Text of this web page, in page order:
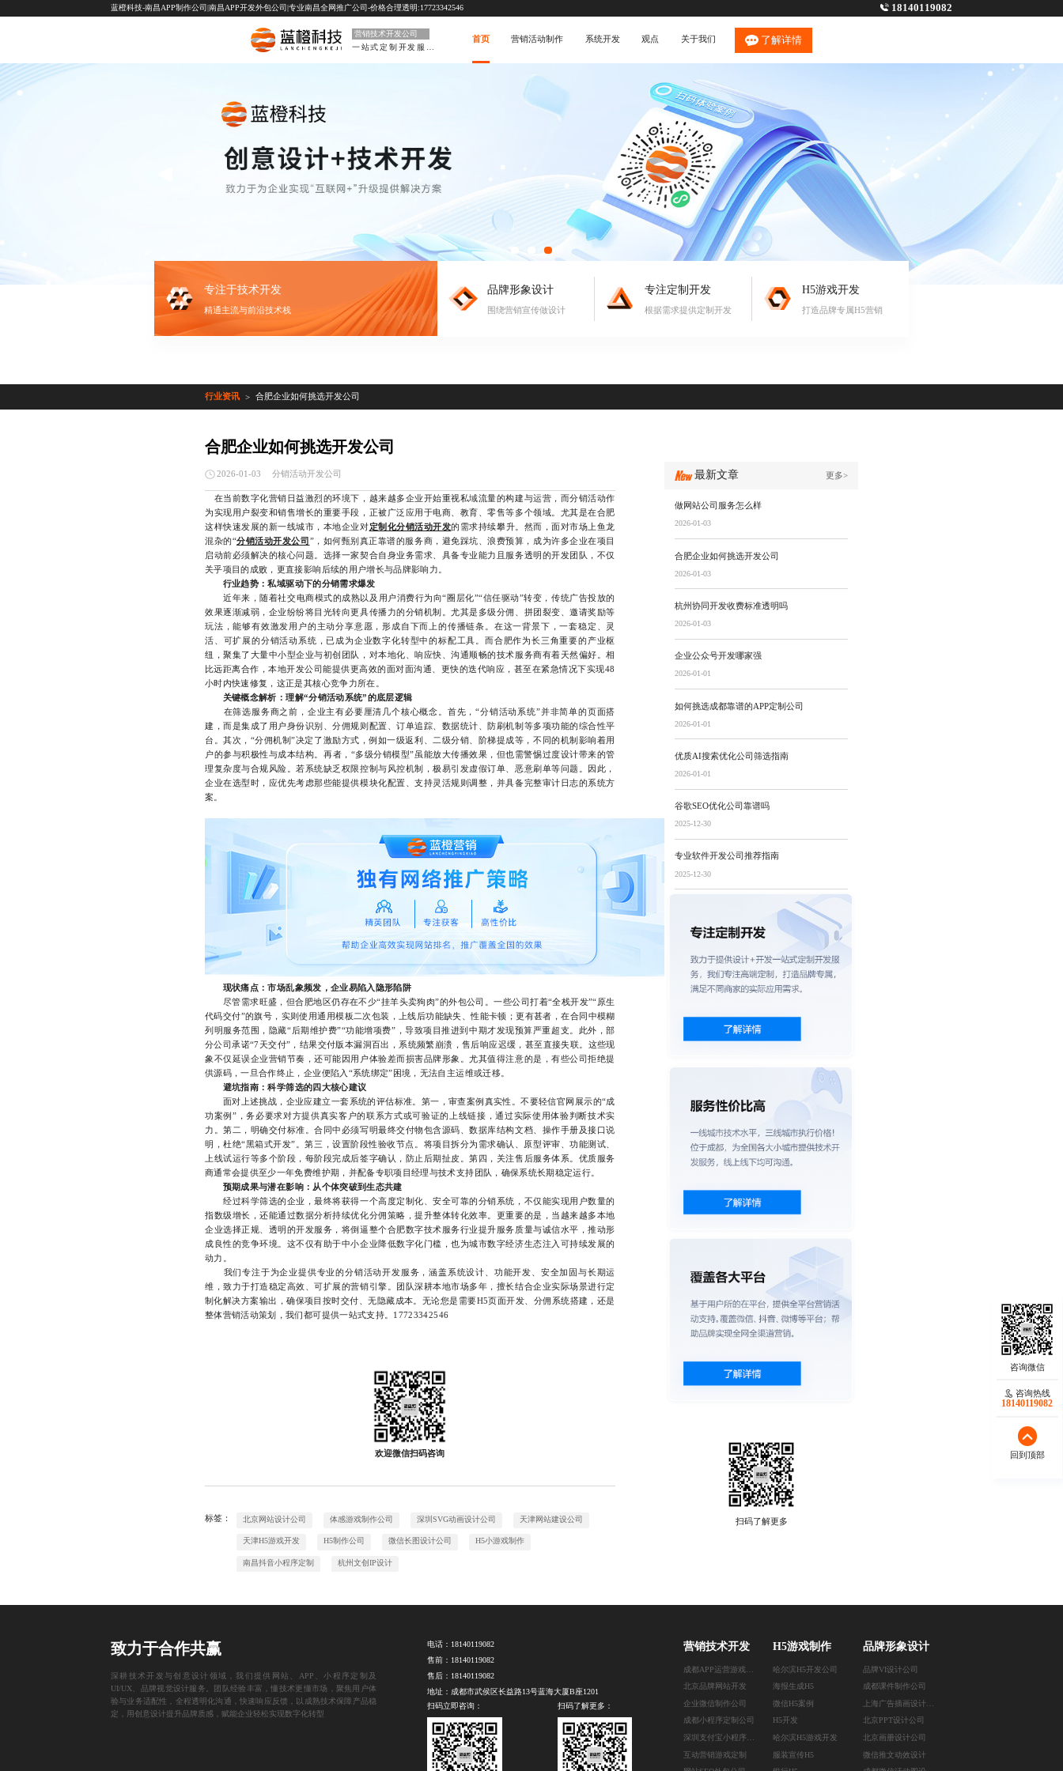
蓝橙科技-南昌APP制作公司|南昌APP开发外包公司|专业南昌全网推广公司-价格合理透明:17723342546 18140119082
营销技术开发公司
首页 营销活动制作 系统开发 观点 关于我们 了解详情
专注于技术开发
精通主流与前沿技术栈
品牌形象设计
围绕营销宣传做设计
专注定制开发
根据需求提供定制开发
H5游戏开发
打造品牌专属H5营销
行业资讯 > 合肥企业如何挑选开发公司
合肥企业如何挑选开发公司
2026-01-03 分销活动开发公司
在当前数字化营销日益激烈的环境下，越来越多企业开始重视私域流量的构建与运营，而分销活动作
为实现用户裂变和销售增长的重要手段，正被广泛应用于电商、教育、零售等多个领域。尤其是在合肥
这样快速发展的新一线城市，本地企业对定制化分销活动开发的需求持续攀升。然而，面对市场上鱼龙
混杂的“分销活动开发公司 ”，如何甄别真正靠谱的服务商，避免踩坑、浪费预算，成为许多企业在项目
启动前必须解决的核心问题。选择一家契合自身业务需求、具备专业能力且服务透明的开发团队，不仅
关乎项目的成败，更直接影响后续的用户增长与品牌影响力。
行业趋势：私域驱动下的分销需求爆发
近年来，随着社交电商模式的成熟以及用户消费行为向“圈层化”“信任驱动”转变，传统广告投放的
效果逐渐减弱，企业纷纷将目光转向更具传播力的分销机制。尤其是多级分佣、拼团裂变、邀请奖励等
玩法，能够有效激发用户的主动分享意愿，形成自下而上的传播链条。在这一背景下，一套稳定、灵
活、可扩展的分销活动系统，已成为企业数字化转型中的标配工具。而合肥作为长三角重要的产业枢
纽，聚集了大量中小型企业与初创团队，对本地化、响应快、沟通顺畅的技术服务商有着天然偏好。相
比远距离合作，本地开发公司能提供更高效的面对面沟通、更快的迭代响应，甚至在紧急情况下实现48
小时内快速修复，这正是其核心竞争力所在。
关键概念解析：理解“分销活动系统”的底层逻辑
在筛选服务商之前，企业主有必要厘清几个核心概念。首先，“分销活动系统”并非简单的页面搭
建，而是集成了用户身份识别、分佣规则配置、订单追踪、数据统计、防刷机制等多项功能的综合性平
台。其次，“分佣机制”决定了激励方式，例如一级返利、二级分销、阶梯提成等，不同的机制影响着用
户的参与积极性与成本结构。再者，“多级分销模型”虽能放大传播效果，但也需警惕过度设计带来的管
理复杂度与合规风险。若系统缺乏权限控制与风控机制，极易引发虚假订单、恶意刷单等问题。因此，
企业在选型时，应优先考虑那些能提供模块化配置、支持灵活规则调整，并具备完整审计日志的系统方
案。
现状痛点：市场乱象频发，企业易陷入隐形陷阱
尽管需求旺盛，但合肥地区仍存在不少“挂羊头卖狗肉”的外包公司。一些公司打着“全栈开发”“原生
代码交付”的旗号，实则使用通用模板二次包装，上线后功能缺失、性能卡顿；更有甚者，在合同中模糊
列明服务范围，隐藏“后期维护费”“功能增项费”，导致项目推进到中期才发现预算严重超支。此外，部
分公司承诺“7天交付”，结果交付版本漏洞百出，系统频繁崩溃，售后响应迟缓，甚至直接失联。这些现
象不仅延误企业营销节奏，还可能因用户体验差而损害品牌形象。尤其值得注意的是，有些公司拒绝提
供源码，一旦合作终止，企业便陷入“系统绑定”困境，无法自主运维或迁移。
避坑指南：科学筛选的四大核心建议
面对上述挑战，企业应建立一套系统的评估标准。第一，审查案例真实性。不要轻信官网展示的“成
功案例”，务必要求对方提供真实客户的联系方式或可验证的上线链接，通过实际使用体验判断技术实
力。第二，明确交付标准。合同中必须写明最终交付物包含源码、数据库结构文档、操作手册及接口说
明，杜绝“黑箱式开发”。第三，设置阶段性验收节点。将项目拆分为需求确认、原型评审、功能测试、
上线试运行等多个阶段，每阶段完成后签字确认，防止后期扯皮。第四，关注售后服务体系。优质服务
商通常会提供至少一年免费维护期，并配备专职项目经理与技术支持团队，确保系统长期稳定运行。
预期成果与潜在影响：从个体突破到生态共建
经过科学筛选的企业，最终将获得一个高度定制化、安全可靠的分销系统，不仅能实现用户数量的
指数级增长，还能通过数据分析持续优化分佣策略，提升整体转化效率。更重要的是，当越来越多本地
企业选择正规、透明的开发服务，将倒逼整个合肥数字技术服务行业提升服务质量与诚信水平，推动形
成良性的竞争环境。这不仅有助于中小企业降低数字化门槛，也为城市数字经济生态注入可持续发展的
动力。
我们专注于为企业提供专业的分销活动开发服务，涵盖系统设计、功能开发、安全加固与长期运
维，致力于打造稳定高效、可扩展的营销引擎。团队深耕本地市场多年，擅长结合企业实际场景进行定
制化解决方案输出，确保项目按时交付、无隐藏成本。无论您是需要H5页面开发、分佣系统搭建，还是
整体营销活动策划，我们都可提供一站式支持。17723342546
欢迎微信扫码咨询
标签： 北京网站设计公司 体感游戏制作公司 深圳SVG动画设计公司 天津网站建设公司
天津H5游戏开发 H5制作公司 微信长图设计公司 H5小游戏制作
南昌抖音小程序定制 杭州文创IP设计
最新文章 更多>
做网站公司服务怎么样
2026-01-03
合肥企业如何挑选开发公司
2026-01-03
杭州协同开发收费标准透明吗
2026-01-03
企业公众号开发哪家强
2026-01-01
如何挑选成都靠谱的APP定制公司
2026-01-01
优质AI搜索优化公司筛选指南
2026-01-01
谷歌SEO优化公司靠谱吗
2025-12-30
专业软件开发公司推荐指南
2025-12-30
扫码了解更多
咨询热线
18140119082
回到顶部
致力于合作共赢
深耕技术开发与创意设计领域，我们提供网站、APP、小程序定制及
UI/UX、品牌视觉设计服务。团队经验丰富，懂技术更懂市场，聚焦用户体
验与业务适配性，全程透明化沟通，快速响应反馈，以成熟技术保障产品稳
定，用创意设计提升品牌质感，赋能企业轻松实现数字化转型
电话： 18140119082
售前： 18140119082
售后： 18140119082
地址：成都市武侯区长益路13号蓝海大厦B座1201
扫码立即咨询：
扫码了解更多：
营销技术开发
北京品牌网站开发
企业微信制作公司
成都小程序定制公司
互动营销游戏定制
H5游戏制作
哈尔滨H5开发公司
海报生成H5
微信H5案例
H5开发
哈尔滨H5游戏开发
服装宣传H5
品牌形象设计
品牌VI设计公司
成都课件制作公司
上海广告插画设计公司
北京PPT设计公司
北京画册设计公司
微信推文动效设计